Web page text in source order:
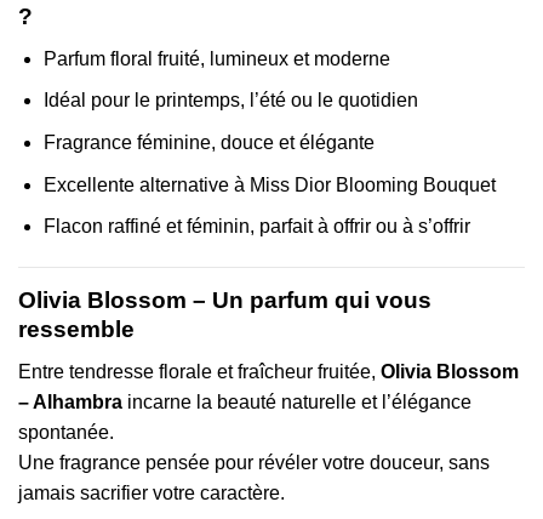
?
Parfum floral fruité, lumineux et moderne
Idéal pour le printemps, l’été ou le quotidien
Fragrance féminine, douce et élégante
Excellente alternative à Miss Dior Blooming Bouquet
Flacon raffiné et féminin, parfait à offrir ou à s’offrir
Olivia Blossom – Un parfum qui vous
ressemble
Entre tendresse florale et fraîcheur fruitée, Olivia Blossom
– Alhambra incarne la beauté naturelle et l’élégance
spontanée.
Une fragrance pensée pour révéler votre douceur, sans
jamais sacrifier votre caractère.